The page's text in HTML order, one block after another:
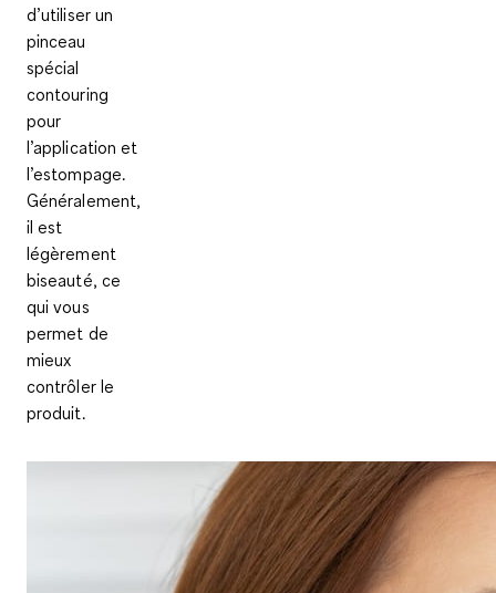
d’utiliser un
pinceau
spécial
contouring
pour
l’application et
l’estompage.
Généralement,
il est
légèrement
biseauté, ce
qui vous
permet de
mieux
contrôler le
produit.